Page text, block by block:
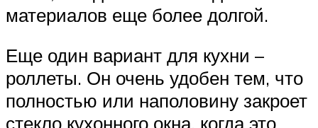
материалов еще более долгой.
Еще один вариант для кухни –
роллеты. Он очень удобен тем, что
полностью или наполовину закроет
стекло кухонного окна, когда это